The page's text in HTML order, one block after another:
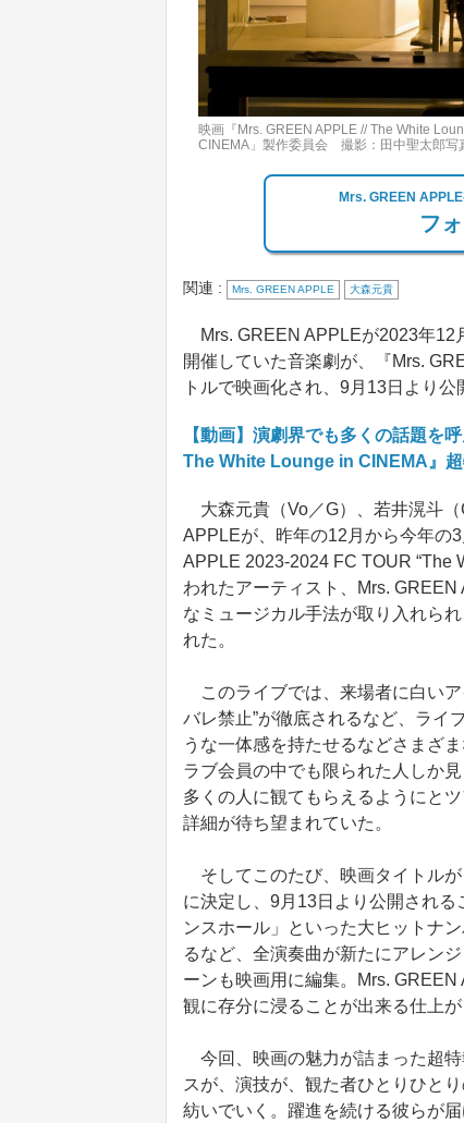
映画『Mrs. GREEN APPLE // The White
CINEMA」製作委員会 撮影：田中聖太郎
Mrs. GREEN
フ
関連 : Mrs. GREEN APPLE 大森元貴
Mrs. GREEN APPLEが2023年12
開催していた音楽劇が、『Mrs.
トルで映画化され、9月13日より
【動画】演劇界でも多くの話題
The White Lounge in CINEMA』
大森元貴（Vo／G）、若井滉斗
APPLEが、昨年の12月から今年の
APPLE 2023‐2024 FC TOUR “The
われたアーティスト、Mrs.
なミュージカル手法が取り入れら
れた。
このライブでは、来場者に白いア
バレ禁止”が徹底されるなど、ライ
うな一体感を持たせるなどさまざ
ラブ会員の中でも限られた人しか
多くの人に観てもらえるようにと
詳細が待ち望まれていた。
そしてこのたび、映画タイトルが
に決定し、9月13日より公開され
ンスホール」といった大ヒットナ
るなど、全演奏曲が新たにアレン
ーンも映画用に編集。Mrs.
観に存分に浸ることが出来る仕上が
今回、映画の魅力が詰まった超
スが、演技が、観た者ひとりひと
紡いでいく。躍進を続ける彼らが